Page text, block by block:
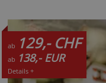
ab 129,- CHF
ab 138,- EUR
Details +